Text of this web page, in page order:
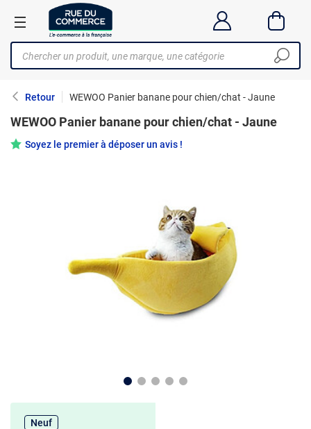
Retour WEWOO Panier banane pour chien/chat - Jaune
WEWOO Panier banane pour chien/chat - Jaune
Soyez le premier à déposer un avis !
Neuf